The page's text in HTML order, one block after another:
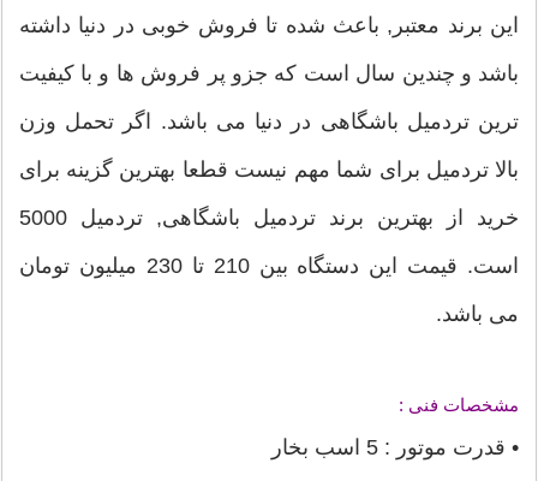
این برند معتبر, باعث شده تا فروش خوبی در دنیا داشته
باشد و چندین سال است که جزو پر فروش ها و با کیفیت
ترین تردمیل باشگاهی در دنیا می باشد. اگر تحمل وزن
بالا تردمیل برای شما مهم نیست قطعا بهترین گزینه برای
خرید از بهترین برند تردمیل باشگاهی, تردمیل 5000
است. قیمت این دستگاه بین 210 تا 230 میلیون تومان
می باشد.
مشخصات فنی :
• قدرت موتور : 5 اسب بخار